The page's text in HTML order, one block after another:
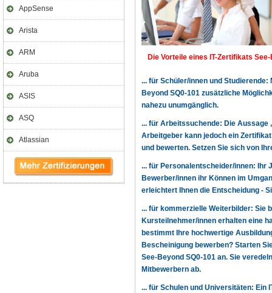
AppSense
Arista
ARM
Aruba
ASIS
ASQ
Atlassian
Die Vorteile eines IT-Zertifikats
... für Schüler/innen und
Beyond SQ0-101 zusätzliche
nahezu unumgänglich.
... für Arbeitssuchende: Die Aussage
Arbeitgeber kann jedoch ein
und bewerten. Setzen Sie sich von
... für Personalentscheider/innen: Ihr
Bewerber/innen ihr Können im
erleichtert Ihnen die Entscheidung -
... für kommerzielle Weiterbilder: Sie
Kursteilnehmer/innen erhalten eine
bestimmt Ihre hochwertige
Bescheinigung bewerben? Starten
See-Beyond SQ0-101 an. Sie
Mitbewerbern ab.
... für Schulen und Universitäten: Ein